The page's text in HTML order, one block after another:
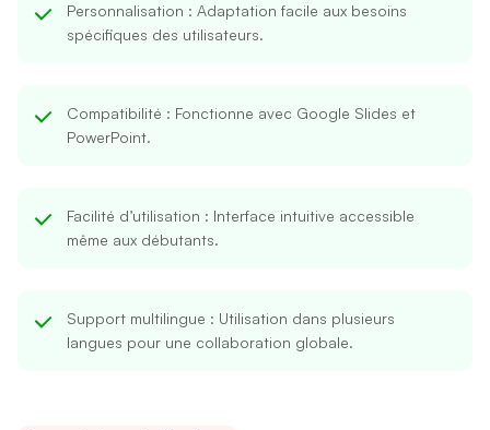
Personnalisation : Adaptation facile aux besoins
spécifiques des utilisateurs.
Compatibilité : Fonctionne avec Google Slides et
PowerPoint.
Facilité d’utilisation : Interface intuitive accessible
même aux débutants.
Support multilingue : Utilisation dans plusieurs
langues pour une collaboration globale.